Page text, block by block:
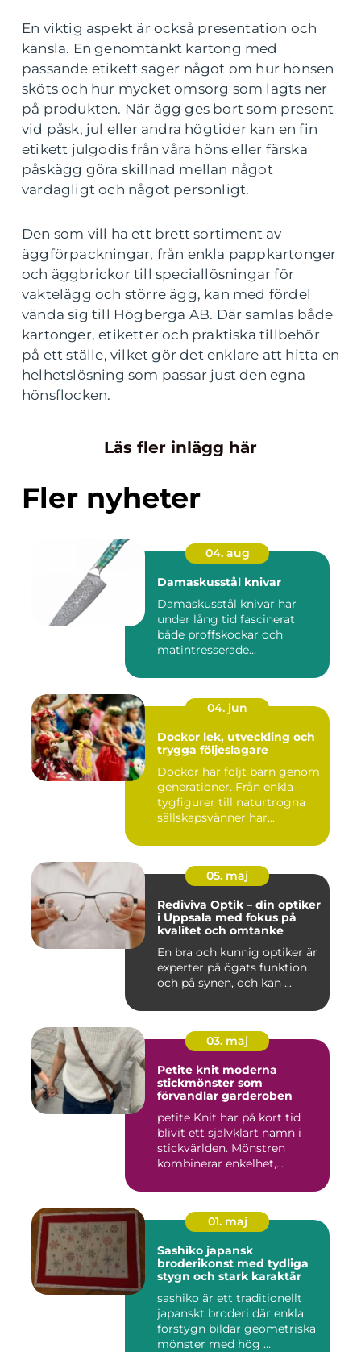
En viktig aspekt är också presentation och
känsla. En genomtänkt kartong med
passande etikett säger något om hur hönsen
sköts och hur mycket omsorg som lagts ner
på produkten. När ägg ges bort som present
vid påsk, jul eller andra högtider kan en fin
etikett julgodis från våra höns eller färska
påskägg göra skillnad mellan något
vardagligt och något personligt.
Den som vill ha ett brett sortiment av
äggförpackningar, från enkla pappkartonger
och äggbrickor till speciallösningar för
vaktelägg och större ägg, kan med fördel
vända sig till Högberga AB. Där samlas både
kartonger, etiketter och praktiska tillbehör
på ett ställe, vilket gör det enklare att hitta en
helhetslösning som passar just den egna
hönsflocken.
Läs fler inlägg här
Fler nyheter
04. aug
Damaskusstål knivar
Damaskusstål knivar har
under lång tid fascinerat
både proffskockar och
matintresserade
04. jun
Dockor lek, utveckling och
trygga följeslagare
Dockor har följt barn genom
generationer. Från enkla
tygfigurer till naturtrogna
sällskapsvänner har...
05. maj
Rediviva Optik – din optiker
i Uppsala med fokus på
kvalitet och omtanke
En bra och kunnig optiker är
experter på ögats funktion
och på synen, och kan ...
03. maj
Petite knit moderna
stickmönster som
förvandlar garderoben
petite Knit har på kort tid
blivit ett självklart namn i
stickvärlden. Mönstren
kombinerar enkelhet,...
01. maj
Sashiko japansk
broderikonst med tydliga
stygn och stark karaktär
sashiko är ett traditionellt
japanskt broderi där enkla
förstygn bildar geometriska
mönster med hög ...